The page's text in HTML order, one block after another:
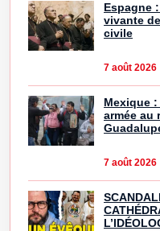
Espagne
vivante
civile
7 août 2026
Mexique
armée au
7 août 2026